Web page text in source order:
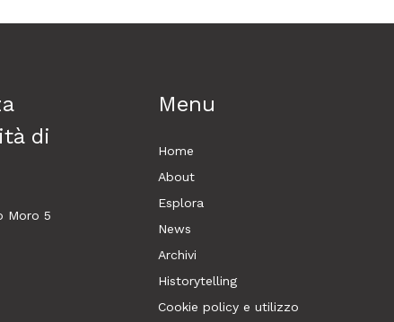
di
Moro 5
Menu
Home
About
Esplora
News
Archivi
Historytelling
Cookie policy e utilizzo